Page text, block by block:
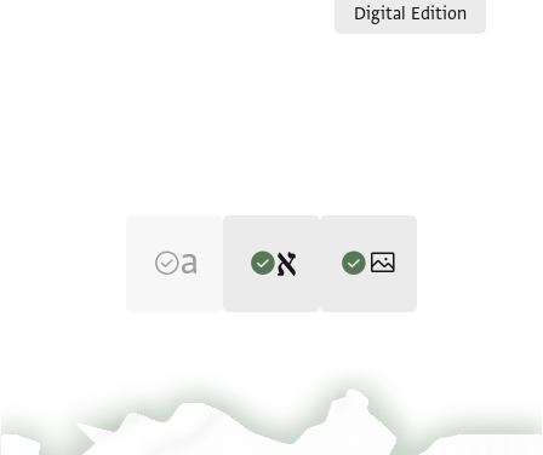
Digital Edition
S. D. Goitein's unpublished edition (1950–85).
CUL Or.1080 J90 1v הגדל וסובב
Verso